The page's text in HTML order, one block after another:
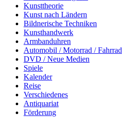
Kunsttheorie
Kunst nach Ländern
Bildnerische Techniken
Kunsthandwerk
Armbanduhren
Automobil / Motorrad / Fahrrad
DVD / Neue Medien
Spiele
Kalender
Reise
Verschiedenes
Antiquariat
Förderung